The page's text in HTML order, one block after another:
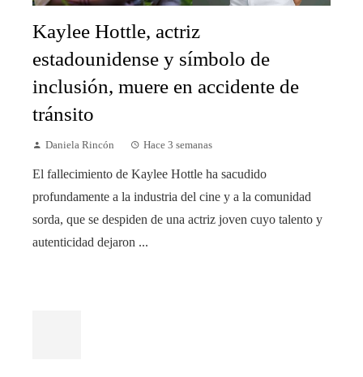
Kaylee Hottle, actriz
estadounidense y símbolo de
inclusión, muere en accidente de
tránsito
Daniela Rincón Hace 3 semanas
El fallecimiento de Kaylee Hottle ha sacudido
profundamente a la industria del cine y a la comunidad
sorda, que se despiden de una actriz joven cuyo talento y
autenticidad dejaron ...